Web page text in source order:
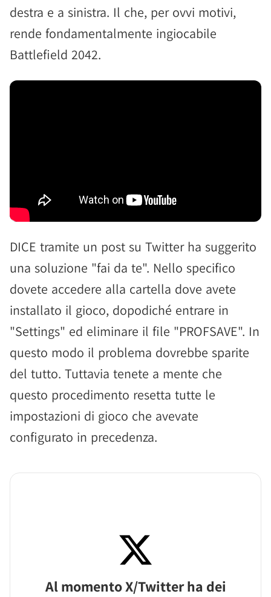
destra e a sinistra. Il che, per ovvi motivi,
rende fondamentalmente ingiocabile
Battlefield 2042.
DICE tramite un post su Twitter ha suggerito
una soluzione "fai da te". Nello specifico
dovete accedere alla cartella dove avete
installato il gioco, dopodiché entrare in
"Settings" ed eliminare il file "PROFSAVE". In
questo modo il problema dovrebbe sparite
del tutto. Tuttavia tenete a mente che
questo procedimento resetta tutte le
impostazioni di gioco che avevate
configurato in precedenza.
Al momento X/Twitter ha dei